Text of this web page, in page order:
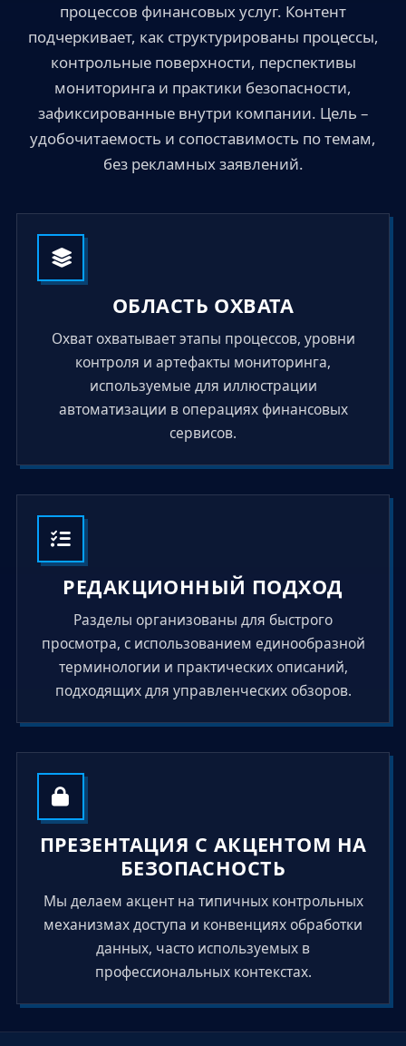
процессов финансовых услуг. Контент
подчеркивает, как структурированы процессы,
контрольные поверхности, перспективы
мониторинга и практики безопасности,
зафиксированные внутри компании. Цель –
удобочитаемость и сопоставимость по темам,
без рекламных заявлений.
ОБЛАСТЬ ОХВАТА
Охват охватывает этапы процессов, уровни
контроля и артефакты мониторинга,
используемые для иллюстрации
автоматизации в операциях финансовых
сервисов.
РЕДАКЦИОННЫЙ ПОДХОД
Разделы организованы для быстрого
просмотра, с использованием единообразной
терминологии и практических описаний,
подходящих для управленческих обзоров.
ПРЕЗЕНТАЦИЯ С АКЦЕНТОМ НА
БЕЗОПАСНОСТЬ
Мы делаем акцент на типичных контрольных
механизмах доступа и конвенциях обработки
данных, часто используемых в
профессиональных контекстах.